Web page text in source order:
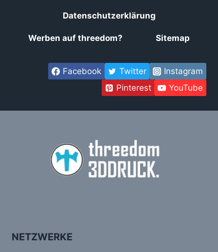
Datenschutzerklärung
Werben auf threedom? Sitemap
Facebook Twitter
Instagram
Pinterest
YouTube
NETZWERKE